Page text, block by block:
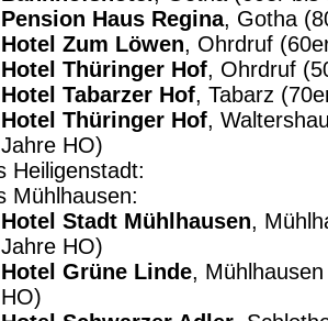
Pension Haus Regina, Gotha
Hotel Zum Löwen, Ohrdruf
Hotel Thüringer Hof, Ohrdruf
Hotel Tabarzer Hof, Tabarz
Hotel Thüringer Hof,
Jahre HO)
Heiligenstadt:
Mühlhausen:
Hotel Stadt Mühlhausen,
Jahre HO)
Hotel Grüne Linde,
HO)